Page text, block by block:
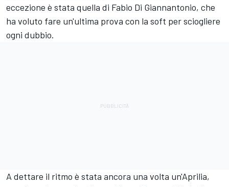
eccezione è stata quella di Fabio Di Giannantonio, che
ha voluto fare un'ultima prova con la soft per sciogliere
ogni dubbio.
A dettare il ritmo è stata ancora una volta un'Aprilia,